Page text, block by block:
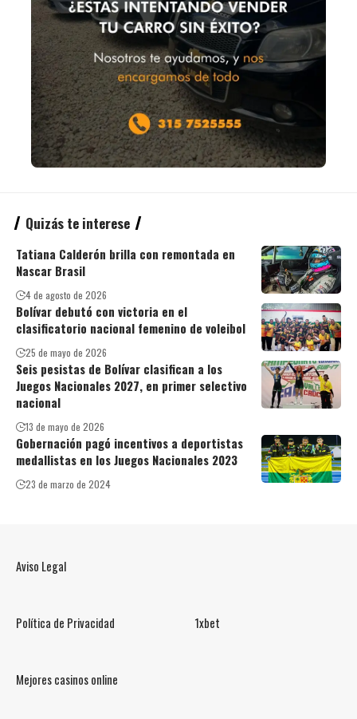
Quizás te interese
Tatiana Calderón brilla con remontada en
Nascar Brasil
4 de agosto de 2026
Bolívar debutó con victoria en el
clasificatorio nacional femenino de voleibol
25 de mayo de 2026
Seis pesistas de Bolívar clasifican a los
Juegos Nacionales 2027, en primer selectivo
nacional
13 de mayo de 2026
Gobernación pagó incentivos a deportistas
medallistas en los Juegos Nacionales 2023
23 de marzo de 2024
Aviso Legal
Política de Privacidad 1xbet
Mejores casinos online